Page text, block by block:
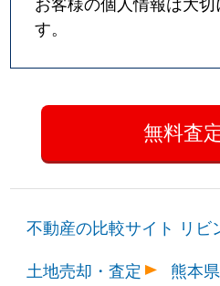
す。
不動産の比較サイト リビ
土地売却・査定
熊本県